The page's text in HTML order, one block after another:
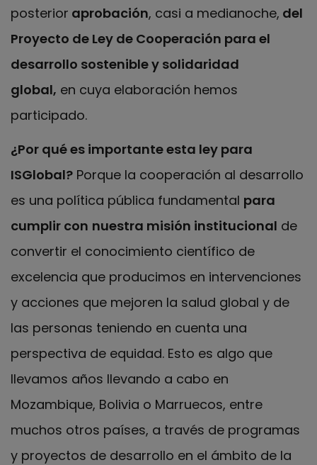
posterior aprobación, casi a medianoche, del
Proyecto de Ley de Cooperación para el
desarrollo sostenible y solidaridad
global, en cuya elaboración hemos
participado.
¿Por qué es importante esta ley para
ISGlobal? Porque la cooperación al desarrollo
es una política pública fundamental para
cumplir con nuestra misión institucional de
convertir el conocimiento científico de
excelencia que producimos en intervenciones
y acciones que mejoren la salud global y de
las personas teniendo en cuenta una
perspectiva de equidad. Esto es algo que
llevamos años llevando a cabo en
Mozambique, Bolivia o Marruecos, entre
muchos otros países, a través de programas
y proyectos de desarrollo en el ámbito de la